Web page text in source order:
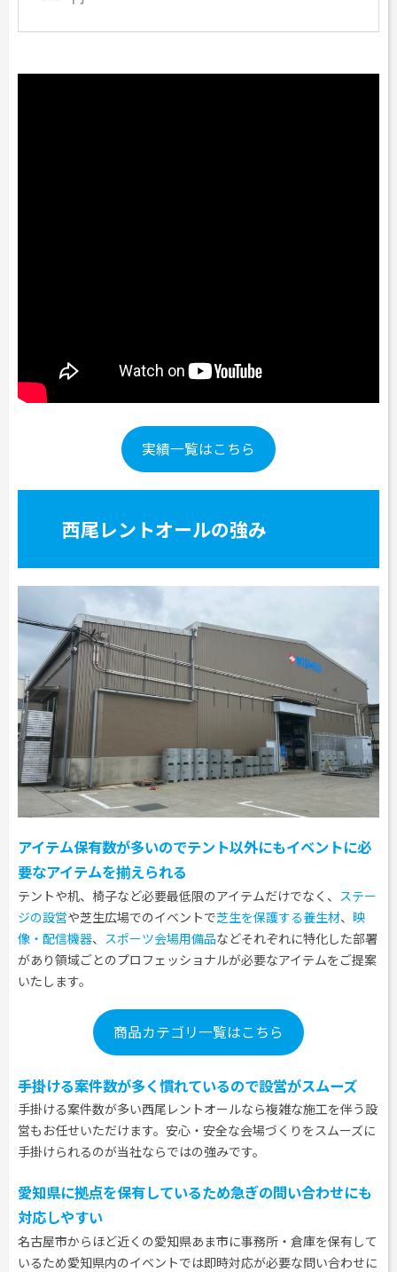
実績一覧はこちら
西尾レントオールの強み
アイテム保有数が多いのでテント以外にもイベントに必
要なアイテムを揃えられる
テントや机、椅子など必要最低限のアイテムだけでなく、 ステー
ジの設営や芝生広場でのイベントで芝生を保護する養生材、 映
像・配信機器、 スポーツ会場用備品などそれぞれに特化した部署
があり領域ごとのプロフェッショナルが必要なアイテムをご提案
いたします。
商品カテゴリ一覧はこちら
手掛ける案件数が多く慣れているので設営がスムーズ
手掛ける案件数が多い西尾レントオールなら複雑な施工を伴う設
営もお任せいただけます。安心・安全な会場づくりをスムーズに
手掛けられるのが当社ならではの強みです。
愛知県に拠点を保有しているため急ぎの問い合わせにも
対応しやすい
名古屋市からほど近くの愛知県あま市に事務所・倉庫を保有して
いるため愛知県内のイベントでは即時対応が必要な問い合わせに